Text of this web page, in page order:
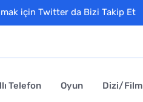
için Twitter da Bizi Takip Et
Telefon Oyun Dizi/Film